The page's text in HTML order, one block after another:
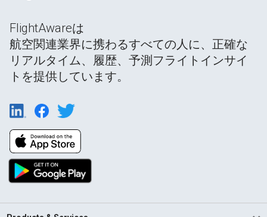
FlightAwareは
航空関連業界に携わるすべての人に、正確な
リアルタイム、履歴、予測フライトインサイ
トを提供しています。